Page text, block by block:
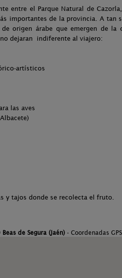
entre el Parque Natural de
de la provincia. A tan
origen árabe que emergen de
dejaran indiferente al viajero:
artísticos
las aves
y tajos donde se recolecta el fruto.
de Segura (Jaén) - Coordenadas